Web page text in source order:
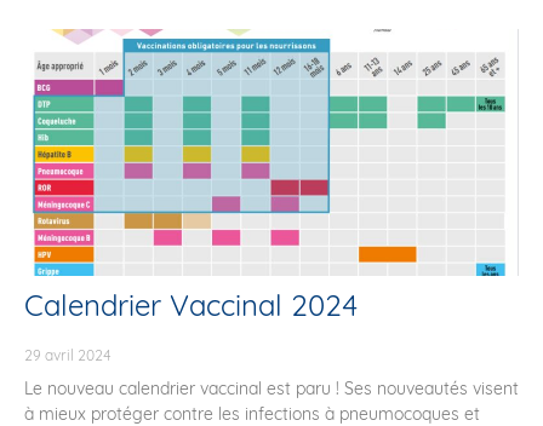
Calendrier Vaccinal 2024
29 avril 2024
Le nouveau calendrier vaccinal est paru ! Ses nouveautés visent
à mieux protéger contre les infections à pneumocoques et